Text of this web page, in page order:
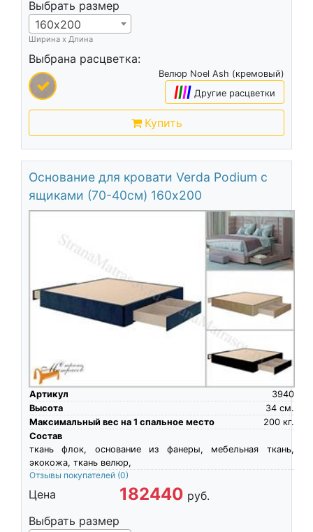
Выбрать размер
160х200
Ширина х Длина
Выбрана расцветка:
Велюр Noel Ash (кремовый)
|||| Другие расцветки
Купить
Основание для кровати Verda Podium c
ящиками (70-40см) 160х200
Артикул
3940
Высота
см.
34
Максимальный вес на 1 спальное место
кг.
200
Состав
ткань флок, основание из фанеры, мебельная ткань,
экокожа, ткань велюр,
Отзывы покупателей (0)
Цена 182440 руб.
Выбрать размер